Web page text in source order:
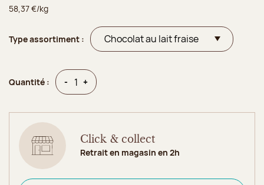
58,37 €/kg
Type assortiment :
Quantité : - Quantité
+Quantité
Click & collect
Retrait en magasin en 2h